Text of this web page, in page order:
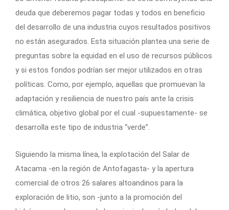
deuda que deberemos pagar todas y todos en beneficio
del desarrollo de una industria cuyos resultados positivos
no están asegurados. Esta situación plantea una serie de
preguntas sobre la equidad en el uso de recursos públicos
y si estos fondos podrían ser mejor utilizados en otras
políticas. Como, por ejemplo, aquellas que promuevan la
adaptación y resiliencia de nuestro país ante la crisis
climática, objetivo global por el cual -supuestamente- se
desarrolla este tipo de industria “verde”.
Siguiendo la misma línea, la explotación del Salar de
Atacama -en la región de Antofagasta- y la apertura
comercial de otros 26 salares altoandinos para la
exploración de litio, son -junto a la promoción del